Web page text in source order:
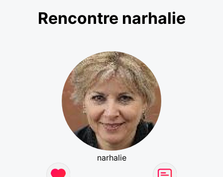
Rencontre narhalie
narhalie